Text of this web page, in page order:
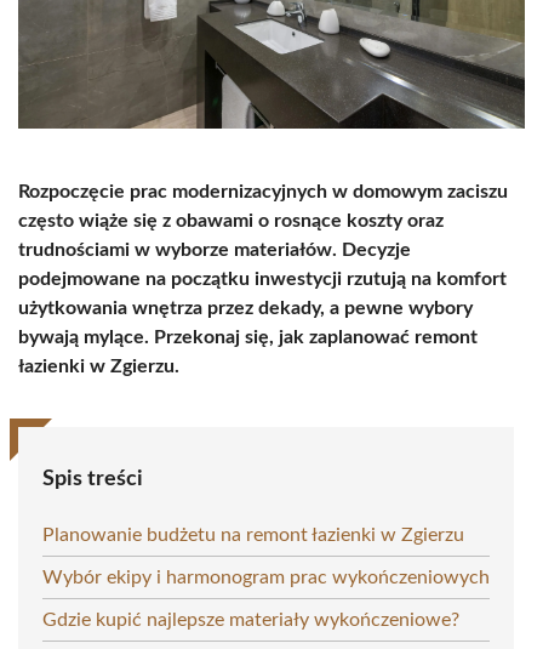
Rozpoczęcie prac modernizacyjnych w domowym zaciszu
często wiąże się z obawami o rosnące koszty oraz
trudnościami w wyborze materiałów. Decyzje
podejmowane na początku inwestycji rzutują na komfort
użytkowania wnętrza przez dekady, a pewne wybory
bywają mylące. Przekonaj się, jak zaplanować remont
łazienki w Zgierzu.
Spis treści
Planowanie budżetu na remont łazienki w Zgierzu
Wybór ekipy i harmonogram prac wykończeniowych
Gdzie kupić najlepsze materiały wykończeniowe?